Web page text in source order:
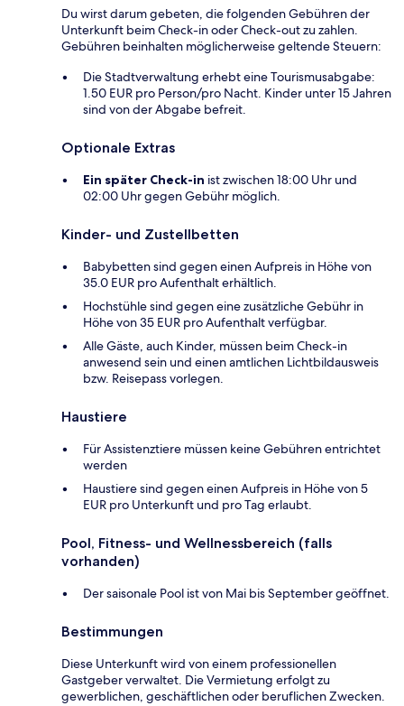
Du wirst darum gebeten, die folgenden Gebühren der
Unterkunft beim Check-in oder Check-out zu zahlen.
Gebühren beinhalten möglicherweise geltende Steuern:
Die Stadtverwaltung erhebt eine Tourismusabgabe:
1.50 EUR pro Person/pro Nacht. Kinder unter 15 Jahren
sind von der Abgabe befreit.
Optionale Extras
Ein später Check-in ist zwischen 18:00 Uhr und
02:00 Uhr gegen Gebühr möglich.
Kinder- und Zustellbetten
Babybetten sind gegen einen Aufpreis in Höhe von
35.0 EUR pro Aufenthalt erhältlich.
Hochstühle sind gegen eine zusätzliche Gebühr in
Höhe von 35 EUR pro Aufenthalt verfügbar.
Alle Gäste, auch Kinder, müssen beim Check-in
anwesend sein und einen amtlichen Lichtbildausweis
bzw. Reisepass vorlegen.
Haustiere
Für Assistenztiere müssen keine Gebühren entrichtet
werden
Haustiere sind gegen einen Aufpreis in Höhe von 5
EUR pro Unterkunft und pro Tag erlaubt.
Pool, Fitness- und Wellnessbereich (falls
vorhanden)
Der saisonale Pool ist von Mai bis September geöffnet.
Bestimmungen
Diese Unterkunft wird von einem professionellen
Gastgeber verwaltet. Die Vermietung erfolgt zu
gewerblichen, geschäftlichen oder beruflichen Zwecken.